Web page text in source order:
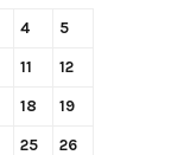
4 5
11 12
18 19
25 26